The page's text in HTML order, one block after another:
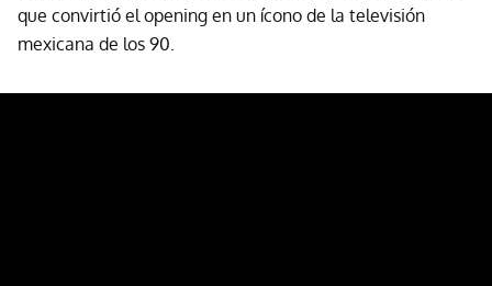
que convirtió el opening en un ícono de la televisión
mexicana de los 90.